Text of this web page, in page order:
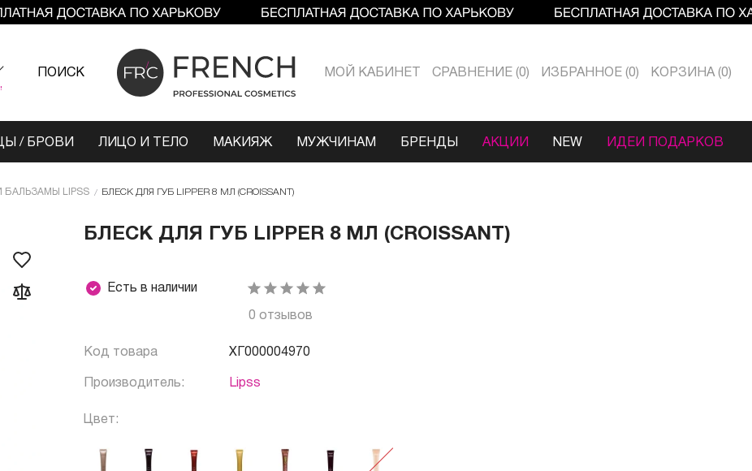
ПОИСК МОЙ КАБИНЕТ СРАВНЕНИЕ 0 ИЗБРАННОЕ 0 КОРЗИНА 0
/ БРОВИ ЛИЦО И ТЕЛО МАКИЯЖ МУЖЧИНАМ БРЕНДЫ АКЦИИ NEW ИДЕИ ПОДАРКОВ
БАЛЬЗАМЫ LIPSS БЛЕСК ДЛЯ ГУБ LIPPER 8 МЛ (CROISSANT)
БЛЕСК ДЛЯ ГУБ LIPPER 8 МЛ (CROISSANT)
Есть в наличии
0 отзывов
Код товара ХГ000004970
Производитель: Lipss
Цвет: